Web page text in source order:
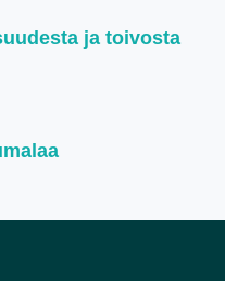
ja toivosta